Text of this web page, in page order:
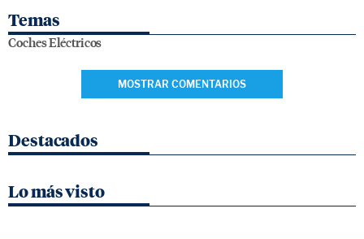
Temas
Coches Eléctricos
MOSTRAR COMENTARIOS
Destacados
Lo más visto